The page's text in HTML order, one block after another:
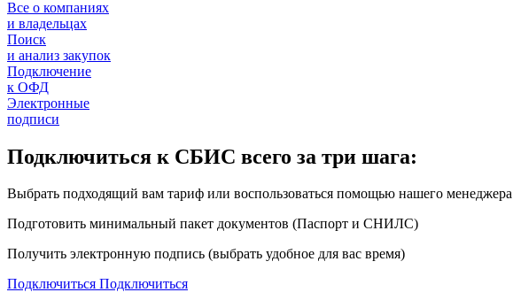
Все о компаниях
и владельцах
Поиск
и анализ закупок
Подключение
к ОФД
Электронные
подписи
Подключиться к СБИС всего за три шага:
Выбрать подходящий вам тариф или воспользоваться помощью нашего менеджера
Подготовить минимальный пакет документов (Паспорт и СНИЛС)
Получить электронную подпись (выбрать удобное для вас время)
Подключиться Подключиться